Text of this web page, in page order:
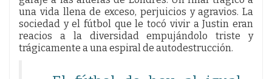
una vida llena de exceso, perjuicios y agravios. La
sociedad y el fútbol que le tocó vivir a Justin eran
reacios a la diversidad empujándolo triste y
trágicamente a una espiral de autodestrucción.